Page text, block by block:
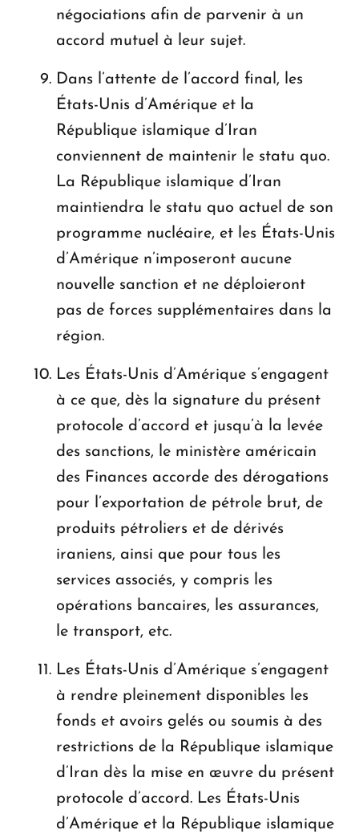
négociations afin de parvenir à un
accord mutuel à leur sujet.
Dans l’attente de l’accord final, les
États-Unis d’Amérique et la
République islamique d’Iran
conviennent de maintenir le statu quo.
La République islamique d’Iran
maintiendra le statu quo actuel de son
programme nucléaire, et les États-Unis
d’Amérique n’imposeront aucune
nouvelle sanction et ne déploieront
pas de forces supplémentaires dans la
région.
Les États-Unis d’Amérique s’engagent
à ce que, dès la signature du présent
protocole d’accord et jusqu’à la levée
des sanctions, le ministère américain
des Finances accorde des dérogations
pour l’exportation de pétrole brut, de
produits pétroliers et de dérivés
iraniens, ainsi que pour tous les
services associés, y compris les
opérations bancaires, les assurances,
le transport, etc.
Les États-Unis d’Amérique s’engagent
à rendre pleinement disponibles les
fonds et avoirs gelés ou soumis à des
restrictions de la République islamique
d’Iran dès la mise en œuvre du présent
protocole d’accord. Les États-Unis
d’Amérique et la République islamique